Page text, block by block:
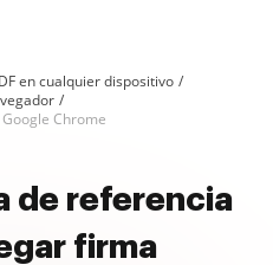
en cualquier dispositivo
Chrome
de referencia
firma